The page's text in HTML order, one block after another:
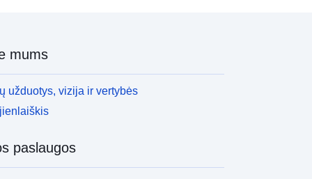
mums
užduotys, vizija ir vertybės
paslaugos